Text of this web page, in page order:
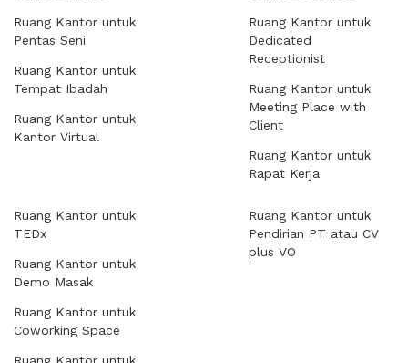
Ruang Kantor untuk
Pentas Seni
Ruang Kantor untuk
Tempat Ibadah
Ruang Kantor untuk
Kantor Virtual
Ruang Kantor untuk
Dedicated
Receptionist
Ruang Kantor untuk
Meeting Place with
Client
Ruang Kantor untuk
Rapat Kerja
Ruang Kantor untuk
TEDx
Ruang Kantor untuk
Demo Masak
Ruang Kantor untuk
Coworking Space
Ruang Kantor untuk
Pendirian PT atau CV
plus VO